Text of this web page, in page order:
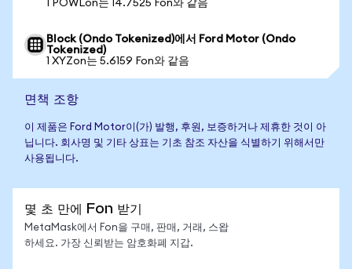
1 POWLon는 14.7525 Fon와 같음
Block (Ondo Tokenized)에서 Ford Motor (Ondo
Tokenized)
1 XYZon는 5.6159 Fon와 같음
면책 조항
이 제품은 Ford Motor이(가) 발행, 후원, 보증하거나 제휴한 것이 아
닙니다. 회사명 및 기타 상표는 기초 참조 자산을 식별하기 위해서만
사용됩니다.
몇 초 만에 Fon 받기
MetaMask에서 Fon을 구매, 판매, 거래, 스왑
하세요. 가장 신뢰받는 암호화폐 지갑.